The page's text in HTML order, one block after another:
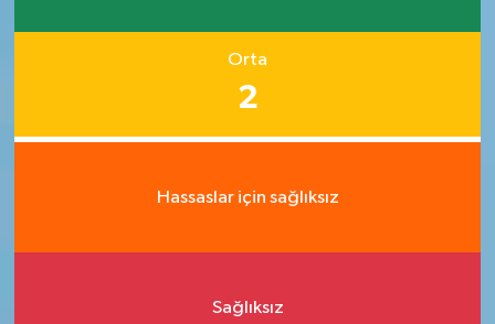
Orta
2
Hassaslar için sağlıksız
Sağlıksız